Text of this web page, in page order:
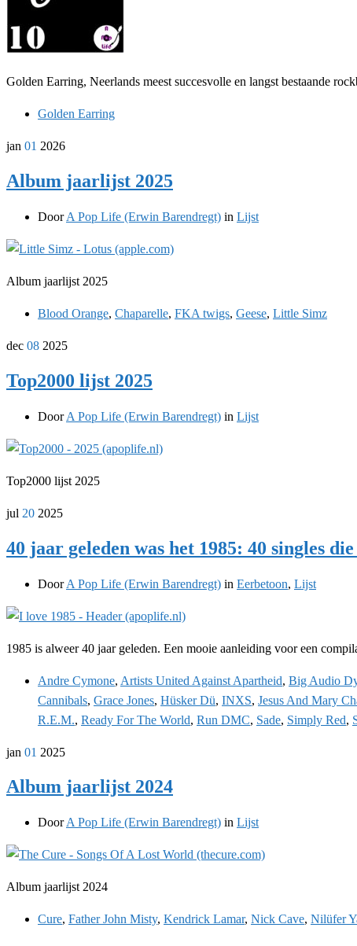
Golden Earring, Neerlands meest succesvolle en langst bestaande
Golden Earring
jan 01 2026
Album jaarlijst 2025
DoorA Pop Life (Erwin Barendregt) in Lijst
Album jaarlijst 2025
Blood Orange, Chaparelle, FKA twigs, Geese, Little Simz
dec 08 2025
Top2000 lijst 2025
DoorA Pop Life (Erwin Barendregt) in Lijst
Top2000 lijst 2025
jul 20 2025
40 jaar geleden was het 1985: 40 singles
DoorA Pop Life (Erwin Barendregt) in Eerbetoon, Lijst
1985 is alweer 40 jaar geleden. Een mooie aanleiding voor een
Andre Cymone, Artists United Against Apartheid, Big Audio
Cannibals, Grace Jones, Hüsker Dü, INXS, Jesus And Mary
R.E.M., Ready For The World, Run DMC, Sade, Simply Red,
jan 01 2025
Album jaarlijst 2024
DoorA Pop Life (Erwin Barendregt) in Lijst
Album jaarlijst 2024
Cure, Father John Misty, Kendrick Lamar, Nick Cave, Nilüfer